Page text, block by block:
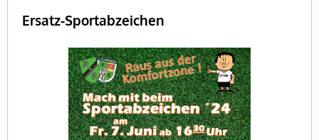
Ersatz-Sportabzeichen